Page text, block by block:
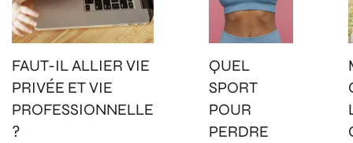
FAUT-IL ALLIER VIE
PRIVÉE ET VIE
PROFESSIONNELLE
?
QUEL
SPORT
POUR
PERDRE